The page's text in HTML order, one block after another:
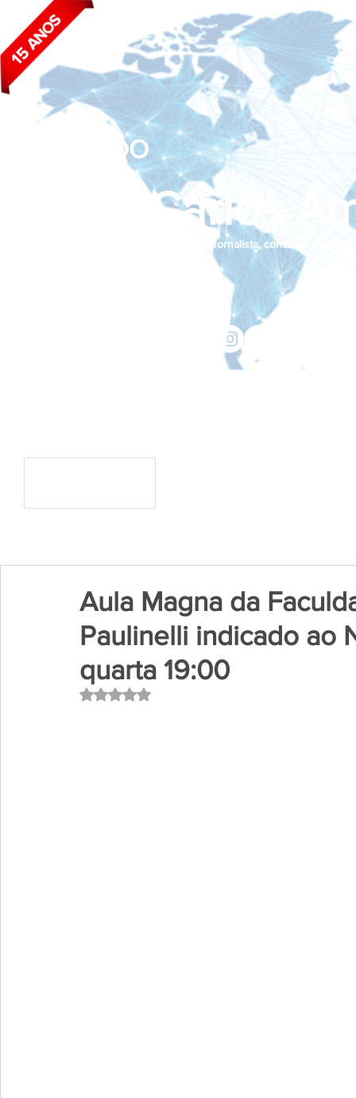
João Carlos
BLOG DO
Jornalista, consultor de
Aula Magna da
Paulinelli indicado ao
quarta 19:00
Avaliado com NaN de 5 estrelas.